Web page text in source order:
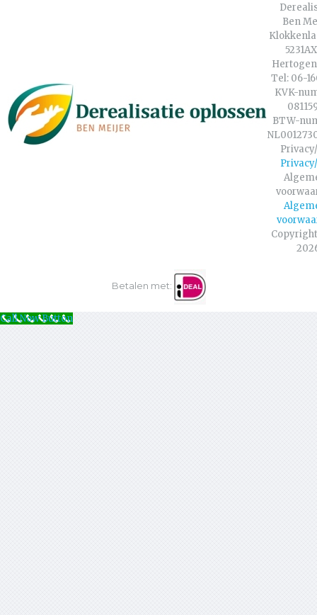
Ben
Tel: 06-
KVK-
BTW-
Betalen met:
Call Now Button